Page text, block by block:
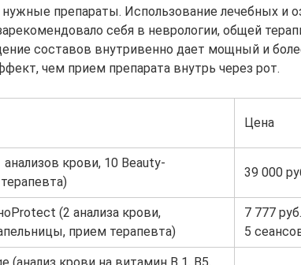
препараты. Использование лечебных и
себя в неврологии, общей
составов внутривенно дает мощный и
чем прием препарата внутрь через рот.
Цена
крови, 10 Beauty-
39 000
(2 анализа крови,
прием терапевта)
7 777 руб.
5